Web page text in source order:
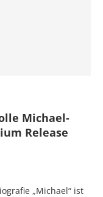
Michael-
Release
„Michael“ ist